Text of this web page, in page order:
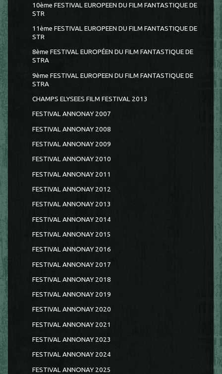
10ème FESTIVAL EUROPEEN DU FILM FANTASTIQUE DE
STR
11ème FESTIVAL EUROPEEN DU FILM FANTASTIQUE DE
STR
8ème FESTIVAL EUROPÉEN DU FILM FANTASTIQUE DE
STRA
9ème FESTIVAL EUROPEEN DU FILM FANTASTIQUE DE
STRA
CHAMPS ELYSEES FILM FESTIVAL 2013
FESTIVAL ANNONAY 2007
FESTIVAL ANNONAY 2008
FESTIVAL ANNONAY 2009
FESTIVAL ANNONAY 2010
FESTIVAL ANNONAY 2011
FESTIVAL ANNONAY 2012
FESTIVAL ANNONAY 2013
FESTIVAL ANNONAY 2014
FESTIVAL ANNONAY 2015
FESTIVAL ANNONAY 2016
FESTIVAL ANNONAY 2017
FESTIVAL ANNONAY 2018
FESTIVAL ANNONAY 2019
FESTIVAL ANNONAY 2020
FESTIVAL ANNONAY 2021
FESTIVAL ANNONAY 2023
FESTIVAL ANNONAY 2024
FESTIVAL ANNONAY 2025